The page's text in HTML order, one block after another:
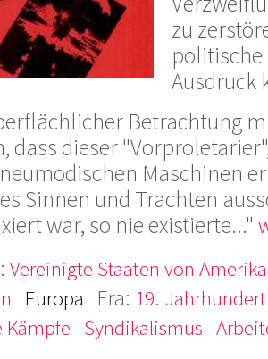
zu
Ausdruck
Betrachtung
dass dieser
Maschinen
Sinnen und Trachten
war, so nie existierte..."
Vereinigte Staaten von Amerika
Europa Era: 19.
Kämpfe Syndikalismus